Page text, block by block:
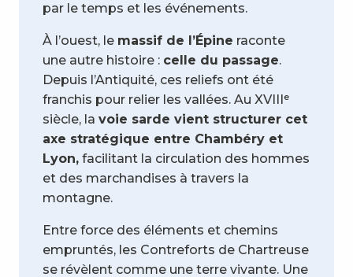
par le temps et les événements.
À l’ouest, le massif de l’Épine raconte
une autre histoire : celle du passage.
Depuis l’Antiquité, ces reliefs ont été
franchis pour relier les vallées. Au XVIIIᵉ
siècle, la voie sarde vient structurer cet
axe stratégique entre Chambéry et
Lyon, facilitant la circulation des hommes
et des marchandises à travers la
montagne.
Entre force des éléments et chemins
empruntés, les Contreforts de Chartreuse
se révèlent comme une terre vivante. Une